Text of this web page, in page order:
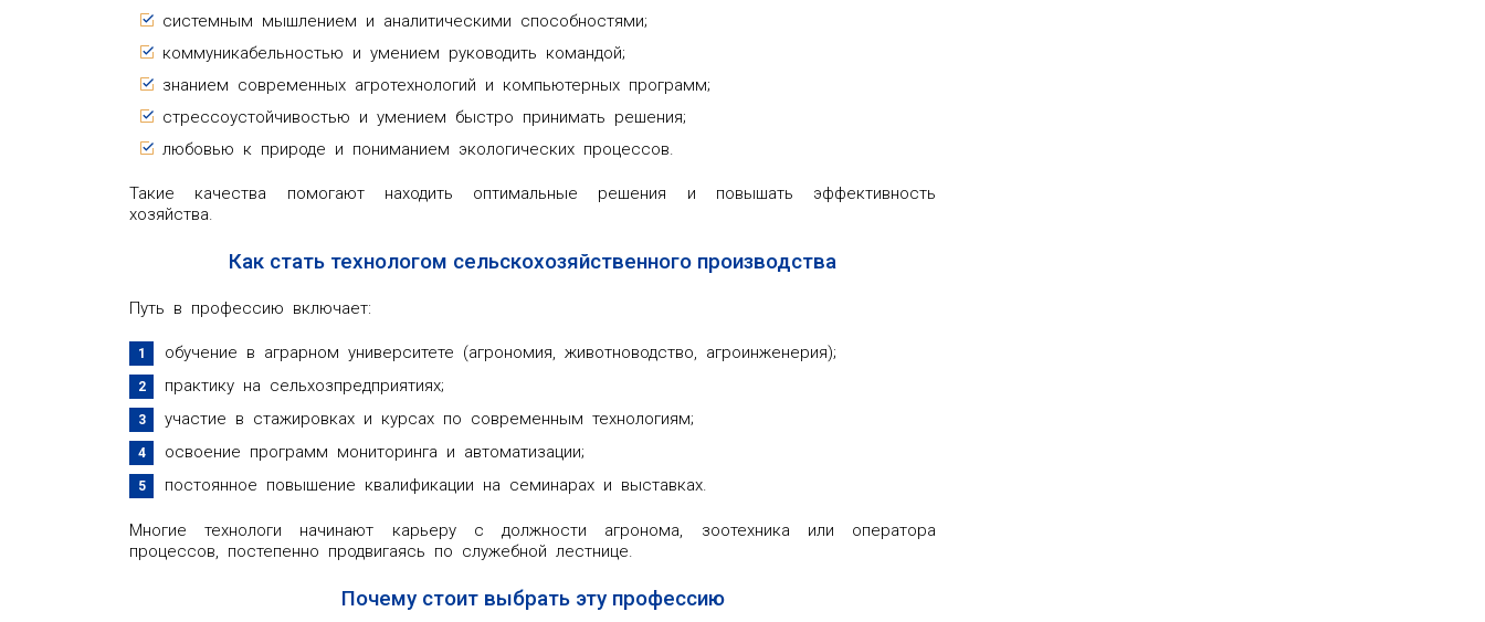
системным мышлением и аналитическими способностями;
коммуникабельностью и умением руководить командой;
знанием современных агротехнологий и компьютерных программ;
стрессоустойчивостью и умением быстро принимать решения;
любовью к природе и пониманием экологических процессов.
Такие качества помогают находить оптимальные решения и повышать эффективность
хозяйства.
Как стать технологом сельскохозяйственного производства
Путь в профессию включает:
обучение в аграрном университете (агрономия, животноводство, агроинженерия);
практику на сельхозпредприятиях;
участие в стажировках и курсах по современным технологиям;
освоение программ мониторинга и автоматизации;
постоянное повышение квалификации на семинарах и выставках.
Многие технологи начинают карьеру с должности агронома, зоотехника или оператора
процессов, постепенно продвигаясь по служебной лестнице.
Почему стоит выбрать эту профессию